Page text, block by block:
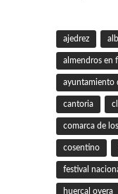
ajedrez
almendros en
ayuntamiento
cantoria
comarca de
cosentino
festival
huercal overa